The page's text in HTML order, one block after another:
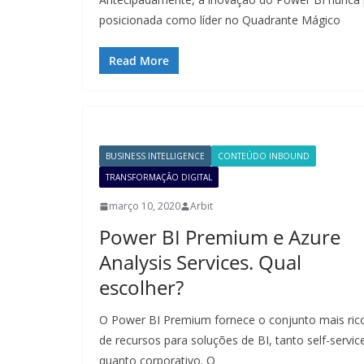
posicionada como líder no Quadrante Mágico
Read More
BUSINESS INTELLIGENCE
CONTEÚDO INBOUND
TRANSFORMAÇÃO DIGITAL
março 10, 2020 Arbit
Power BI Premium e Azure
Analysis Services. Qual
escolher?
O Power BI Premium fornece o conjunto mais
de recursos para soluções de BI, tanto self-
quanto corporativo. O